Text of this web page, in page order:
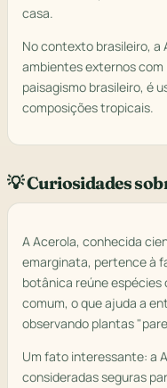
casa.
No contexto brasileiro, a
ambientes externos com
paisagismo brasileiro, é
composições tropicais.
💡 Curiosidades
A Acerola, conhecida
emarginata, pertence à
botânica reúne
comum, o que ajuda a
observando plantas
Um fato interessante: a
consideradas seguras